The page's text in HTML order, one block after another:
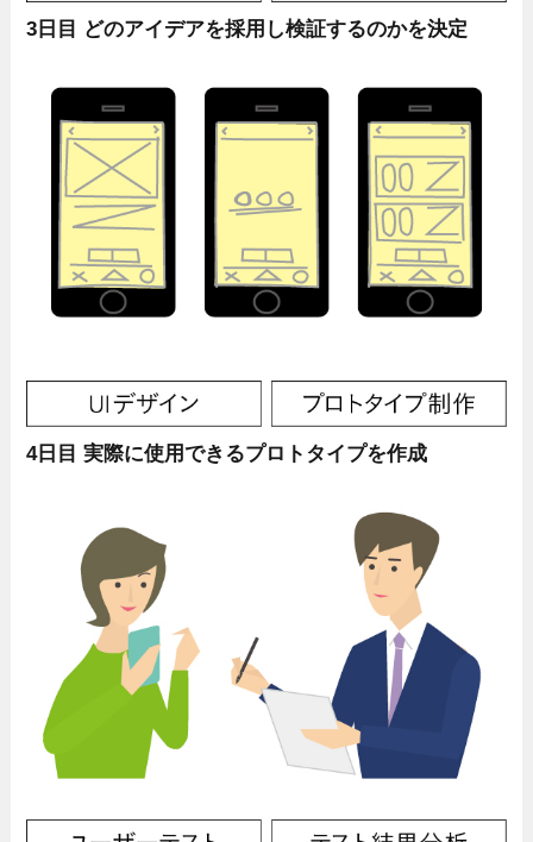
3日目 どのアイデアを採用し検証するのかを決定
4日目 実際に使用できるプロトタイプを作成